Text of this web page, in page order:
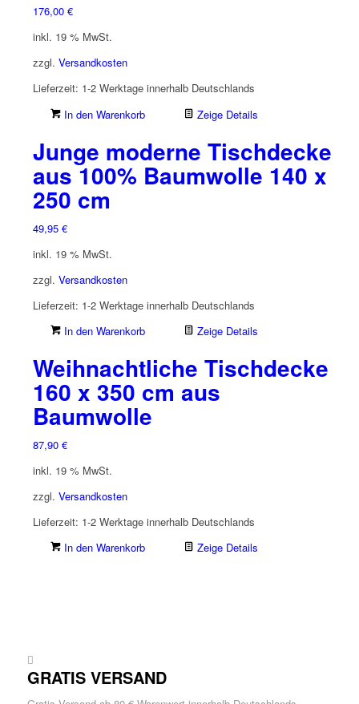
176,00 €
inkl. 19 % MwSt.
zzgl. Versandkosten
Lieferzeit: 1-2 Werktage innerhalb Deutschlands
In den Warenkorb
Zeige Details
Junge moderne Tischdecke
aus 100% Baumwolle 140 x
250 cm
49,95 €
inkl. 19 % MwSt.
zzgl. Versandkosten
Lieferzeit: 1-2 Werktage innerhalb Deutschlands
In den Warenkorb
Zeige Details
Weihnachtliche Tischdecke
160 x 350 cm aus
Baumwolle
87,90 €
inkl. 19 % MwSt.
zzgl. Versandkosten
Lieferzeit: 1-2 Werktage innerhalb Deutschlands
In den Warenkorb
Zeige Details
GRATIS VERSAND